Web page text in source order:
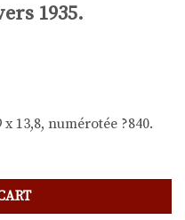
1935.
13,8, numérotée ?840.